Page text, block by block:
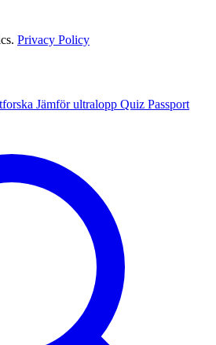
Privacy Policy
Jämför ultralopp Quiz Passport